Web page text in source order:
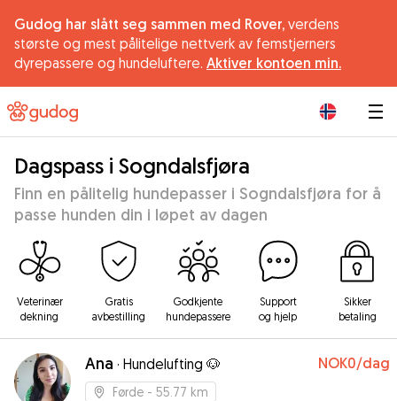
Gudog har slått seg sammen med Rover, verdens
største og mest pålitelige nettverk av femstjerners
dyrepassere og hundeluftere. Aktiver kontoen min.
Dagspass i Sogndalsfjøra
Finn en pålitelig hundepasser i Sogndalsfjøra for å
passe hunden din i løpet av dagen
Veterinær
dekning
Gratis
avbestilling
Godkjente
hundepassere
Support
og hjelp
Sikker
betaling
Ana · Hundelufting 🐶 NOK0/dag
Førde - 55.77 km